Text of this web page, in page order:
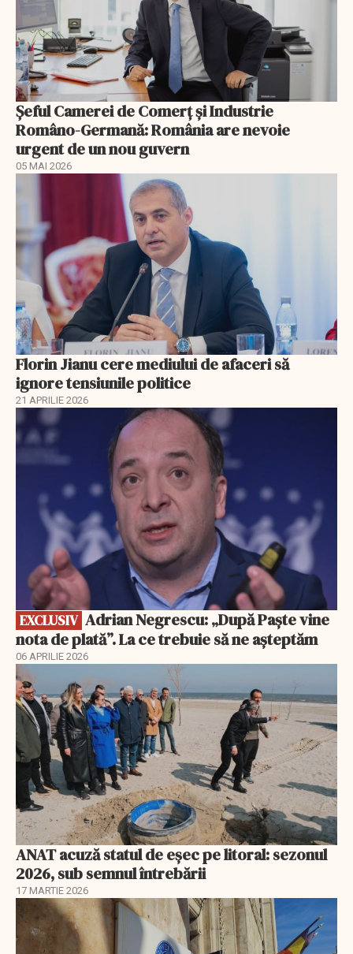
Șeful Camerei de Comerț și Industrie
Româno-Germană: România are nevoie
urgent de un nou guvern
05 MAI 2026
Florin Jianu cere mediului de afaceri să
ignore tensiunile politice
21 APRILIE 2026
EXCLUSIV
EXCLUSIV
nota de plată”. La ce trebuie să ne așteptăm
06 APRILIE 2026
ANAT acuză statul de eșec pe litoral: sezonul
2026, sub semnul întrebării
17 MARTIE 2026